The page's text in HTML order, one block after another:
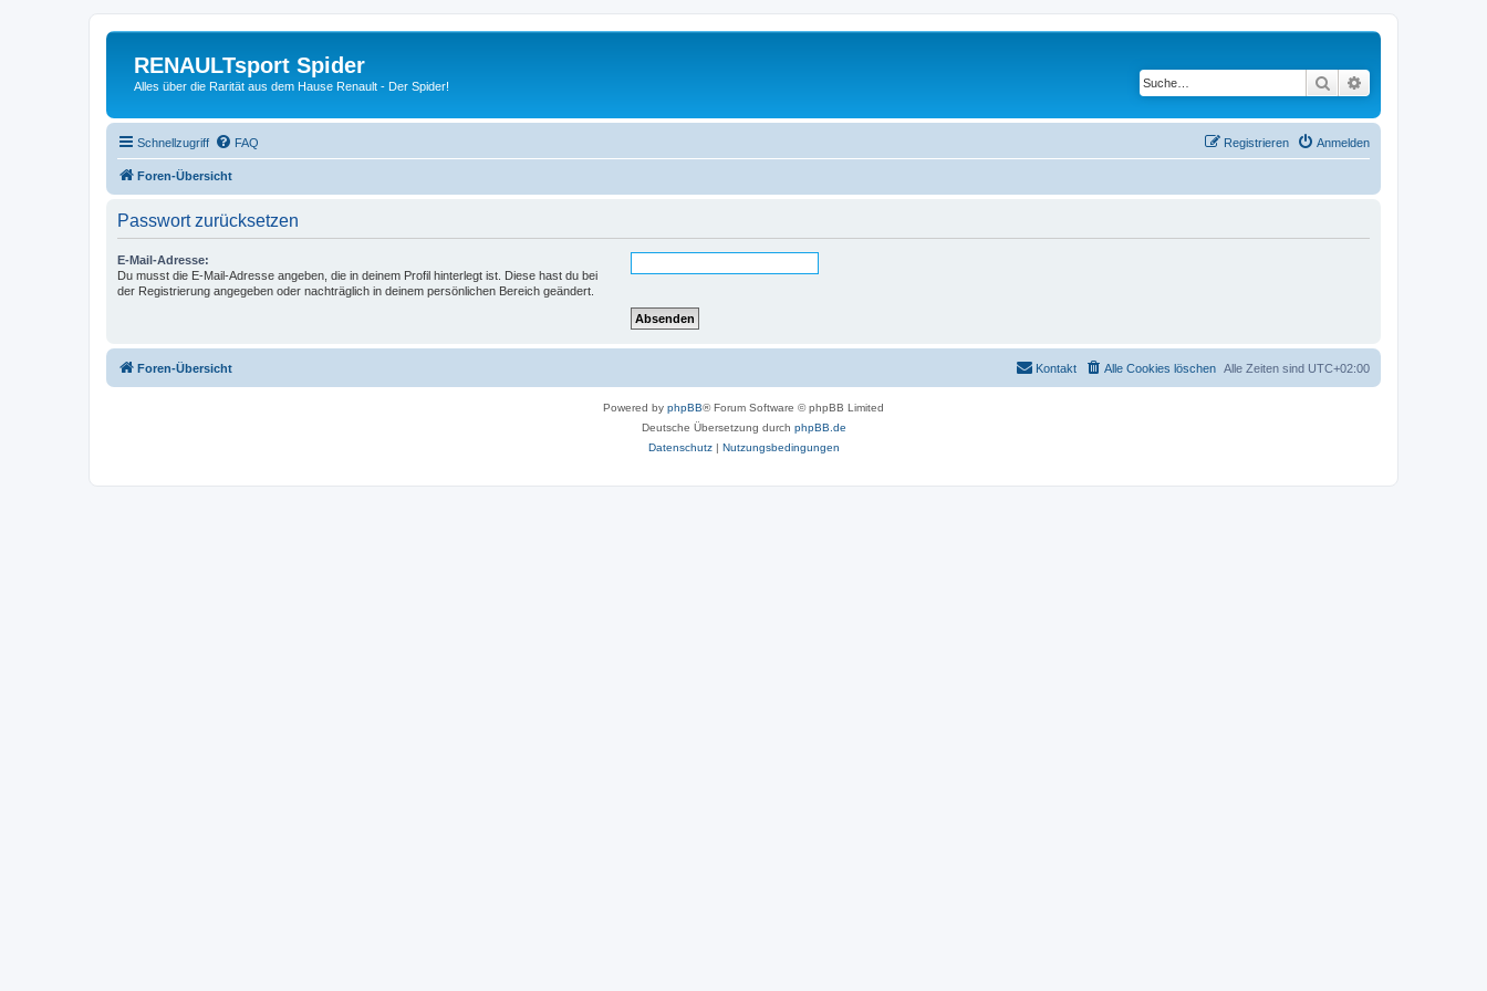
RENAULTsport Spider
Alles über die Rarität aus dem Hause Renault - Der Spider! Suche
Schnellzugriff FAQ Anmelden
Registrieren
Foren-Übersicht
Passwort zurücksetzen
E-Mail-Adresse:
Du musst die E-Mail-Adresse angeben, die in deinem Profil hinterlegt ist. Diese hast du bei
der Registrierung angegeben oder nachträglich in deinem persönlichen Bereich geändert.
Foren-Übersicht Alle Zeiten sind UTC+02:00
Alle Cookies löschen
Kontakt
Powered by phpBB® Forum Software © phpBB Limited
Deutsche Übersetzung durch phpBB.de
Datenschutz| Nutzungsbedingungen